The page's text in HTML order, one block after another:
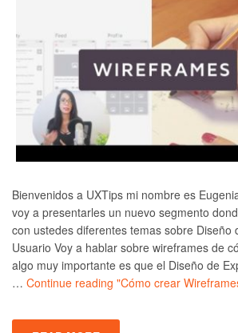
Bienvenidos a UXTips mi nombre es
voy a presentarles un nuevo segmento
con ustedes diferentes temas sobre Diseño
Usuario Voy a hablar sobre wireframes de
algo muy importante es que el Diseño de
… Continue reading "Cómo crear